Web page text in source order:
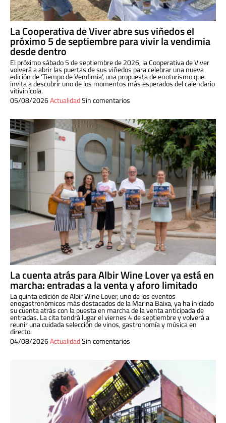
La Cooperativa de Viver abre sus viñedos el
próximo 5 de septiembre para vivir la vendimia
desde dentro
El próximo sábado 5 de septiembre de 2026, la Cooperativa de Viver
volverá a abrir las puertas de sus viñedos para celebrar una nueva
edición de ‘Tiempo de Vendimia’, una propuesta de enoturismo que
invita a descubrir uno de los momentos más esperados del calendario
vitivinícola.
05/08/2026ActualidadSin comentarios
La cuenta atrás para Albir Wine Lover ya está en
marcha: entradas a la venta y aforo limitado
La quinta edición de Albir Wine Lover, uno de los eventos
enogastronómicos más destacados de la Marina Baixa, ya ha iniciado
su cuenta atrás con la puesta en marcha de la venta anticipada de
entradas. La cita tendrá lugar el viernes 4 de septiembre y volverá a
reunir una cuidada selección de vinos, gastronomía y música en
directo.
04/08/2026ActualidadSin comentarios